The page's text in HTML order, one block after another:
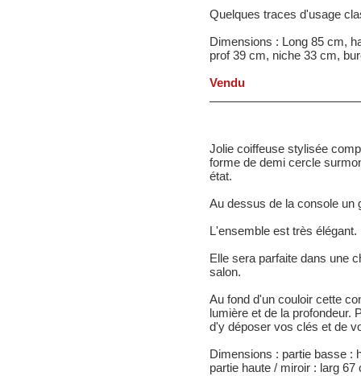
Quelques traces d'usage
Dimensions : Long 85 cm,
prof 39 cm, niche 33 cm,
Vendu
Jolie coiffeuse stylisée
forme de demi cercle
état.
Au dessus de la console un
L'ensemble est très élégant.
Elle sera parfaite dans une
salon.
Au fond d'un couloir cette
lumière et de la profondeur.
d'y déposer vos clés et de
Dimensions : partie basse :
partie haute / miroir : larg